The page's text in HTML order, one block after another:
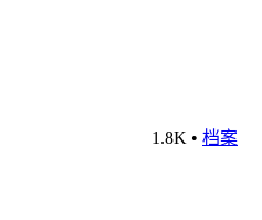
1.8K • 档案